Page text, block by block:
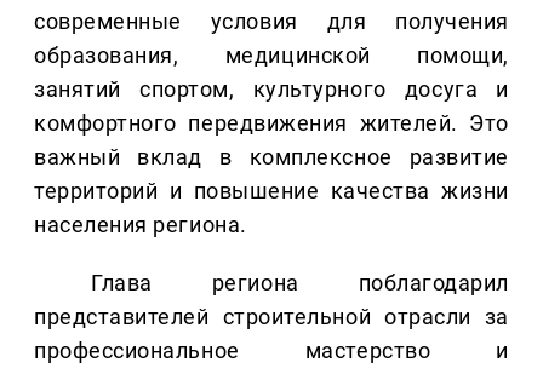
современные условия для получения
образования, медицинской помощи,
занятий спортом, культурного досуга и
комфортного передвижения жителей. Это
важный вклад в комплексное развитие
территорий и повышение качества жизни
населения региона.
Глава региона поблагодарил
представителей строительной отрасли за
профессиональное мастерство и